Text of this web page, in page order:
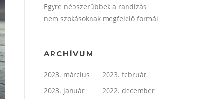
Egyre népszerűbbek a randizás
nem szokásoknak megfelelő formái
ARCHÍVUM
2023. március
2023. február
2023. január
2022. december